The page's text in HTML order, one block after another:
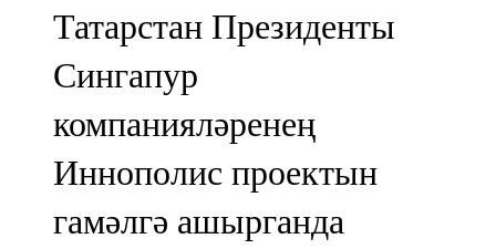
Татарстан Президенты
Сингапур
компанияләренең
Иннополис проектын
гамәлгә ашырганда